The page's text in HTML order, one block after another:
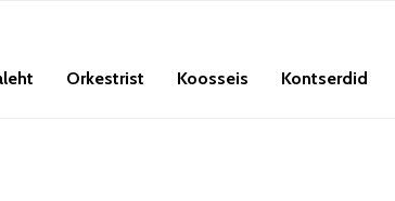
Orkestrist Koosseis Kontserdid